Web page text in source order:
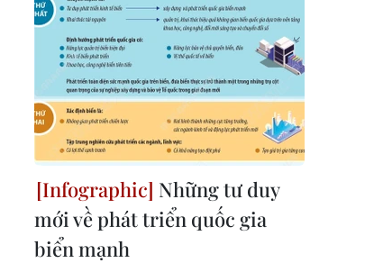
Những tư duy
mới về phát triển quốc gia
biển mạnh